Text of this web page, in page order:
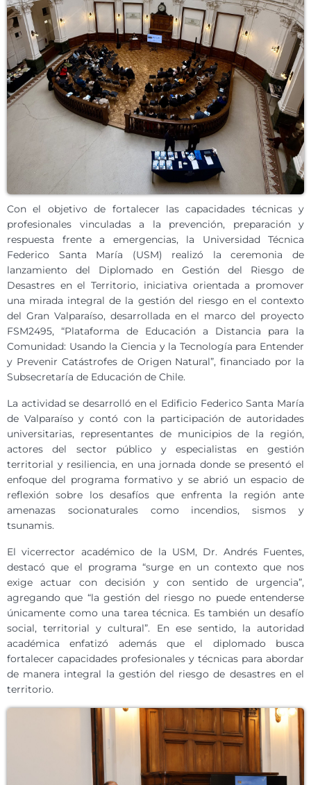
Con el objetivo de fortalecer las capacidades técnicas y
profesionales vinculadas a la prevención, preparación y
respuesta frente a emergencias, la Universidad Técnica
Federico Santa María (USM) realizó la ceremonia de
lanzamiento del Diplomado en Gestión del Riesgo de
Desastres en el Territorio, iniciativa orientada a promover
una mirada integral de la gestión del riesgo en el contexto
del Gran Valparaíso, desarrollada en el marco del proyecto
FSM2495, “Plataforma de Educación a Distancia para la
Comunidad: Usando la Ciencia y la Tecnología para Entender
y Prevenir Catástrofes de Origen Natural”, financiado por la
Subsecretaría de Educación de Chile.
La actividad se desarrolló en el Edificio Federico Santa María
de Valparaíso y contó con la participación de autoridades
universitarias, representantes de municipios de la región,
actores del sector público y especialistas en gestión
territorial y resiliencia, en una jornada donde se presentó el
enfoque del programa formativo y se abrió un espacio de
reflexión sobre los desafíos que enfrenta la región ante
amenazas socionaturales como incendios, sismos y
tsunamis.
El vicerrector académico de la USM, Dr. Andrés Fuentes,
destacó que el programa “surge en un contexto que nos
exige actuar con decisión y con sentido de urgencia”,
agregando que “la gestión del riesgo no puede entenderse
únicamente como una tarea técnica. Es también un desafío
social, territorial y cultural”. En ese sentido, la autoridad
académica enfatizó además que el diplomado busca
fortalecer capacidades profesionales y técnicas para abordar
de manera integral la gestión del riesgo de desastres en el
territorio.